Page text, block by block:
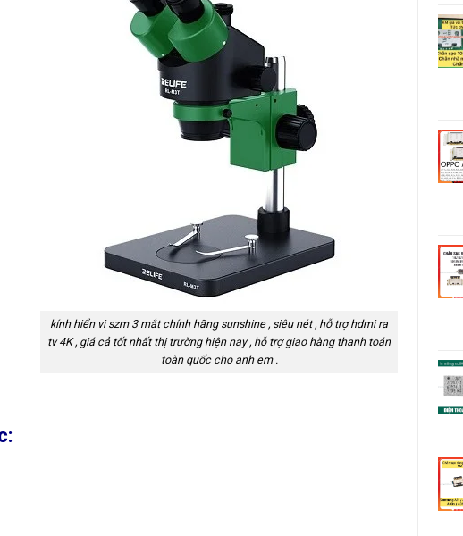
kính hiển vi szm 3 mắt chính hãng sunshine , siêu nét , hỗ trợ hdmi ra
tv 4K , giá cả tốt nhất thị trường hiện nay , hỗ trợ giao hàng thanh toán
toàn quốc cho anh em .